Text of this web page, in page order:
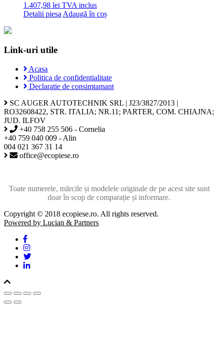
1.407,98 lei TVA inclus
Detalii piesa Adaugă în coș
Link-uri utile
Acasa
Politica de confidentialitate
Declaratie de consimtamant
SC AUGER AUTOTECHNIK SRL | J23/3827/2013 |
RO32608422, STR. ITALIA; NR.11; PARTER, COM. CHIAJNA;
JUD. ILFOV
+40 758 255 506 - Cornelia
+40 759 040 009 - Alin
004 021 367 31 14
office@ecopiese.ro
Toate numerele, mărcile și modelele originale de pe acest site sunt
doar în scop de comparație și informare.
Copyright © 2018 ecopiese.ro. All rights reserved.
Powered by Lucian & Partners